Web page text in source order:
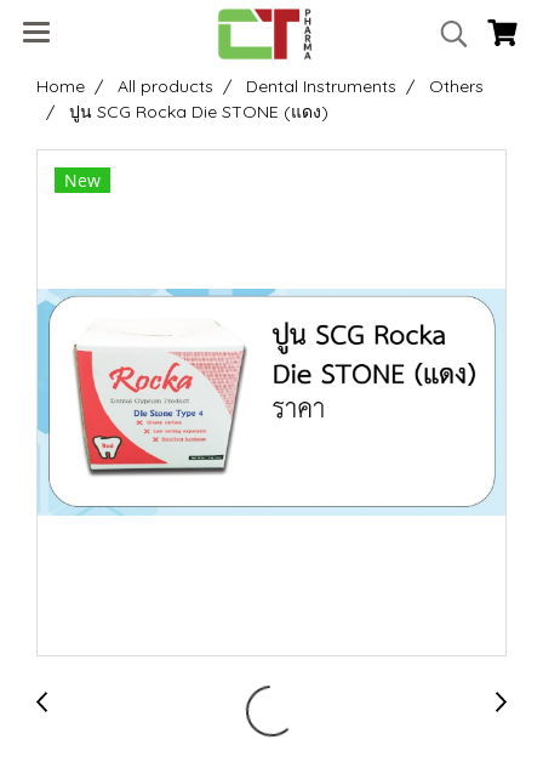
Home All products Dental Instruments
Others
ปูน SCG Rocka Die STONE (แดง)
New